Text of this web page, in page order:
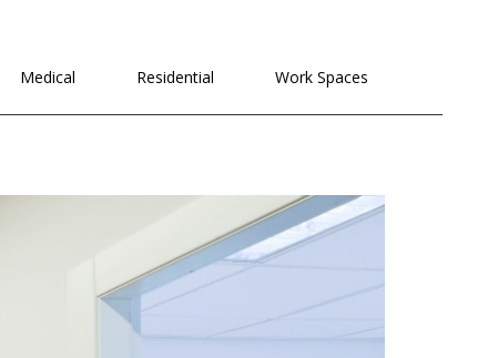
Work Spaces
Residential
Medical